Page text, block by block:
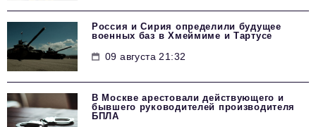
Россия и Сирия определили будущее
военных баз в Хмеймиме и Тартусе
09 августа 21:32
В Москве арестовали действующего и
бывшего руководителей производителя
БПЛА